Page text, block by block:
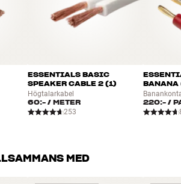
ESSENTIALS BASIC
SPEAKER CABLE 2 (1)
Högtalarkabel
60:-/ METER
253
220:- /
MED